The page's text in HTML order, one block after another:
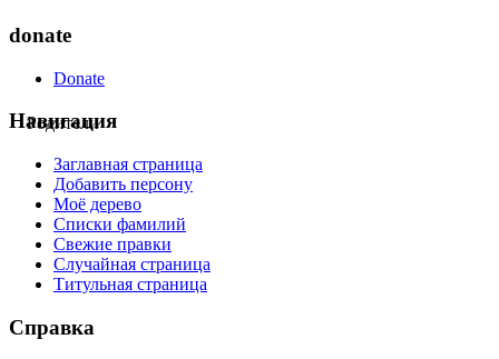
Родители
donate
Donate
Навигация
Заглавная страница
Добавить персону
Моё дерево
Списки фамилий
Свежие правки
Случайная страница
Титульная страница
Справка